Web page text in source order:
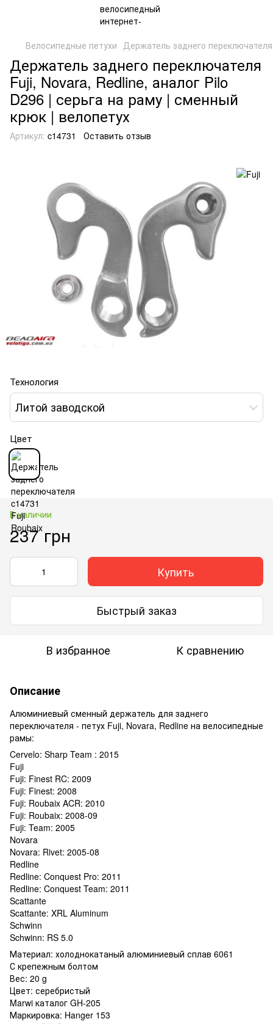
Велосипедные петухи Держатель заднего
Держатель заднего переключателя
Fuji, Novara, Redline, аналог Pilo
D296 | серьга на раму | сменный
крюк | велопетух
Артикул: c14731 Оставить отзыв
Технология
Литой заводской
Цвет
В наличии
237 грн
Купить
Быстрый заказ
В избранное К сравнению
Описание
Алюминиевый сменный держатель для заднего
переключателя - петух Fuji, Novara, Redline на велосипедные
рамы:
Cervelo: Sharp Team : 2015
Fuji
Fuji: Finest RC: 2009
Fuji: Finest: 2008
Fuji: Roubaix ACR: 2010
Fuji: Roubaix: 2008-09
Fuji: Team: 2005
Novara
Novara: Rivet: 2005-08
Redline
Redline: Conquest Pro: 2011
Redline: Conquest Team: 2011
Scattante
Scattante: XRL Aluminum
Schwinn
Schwinn: RS 5.0
Материал: холоднокатаный алюминиевый сплав 6061
С крепежным болтом
Вес: 20 g
Цвет: серебристый
Marwi каталог GH-205
Маркировка: Hanger 153